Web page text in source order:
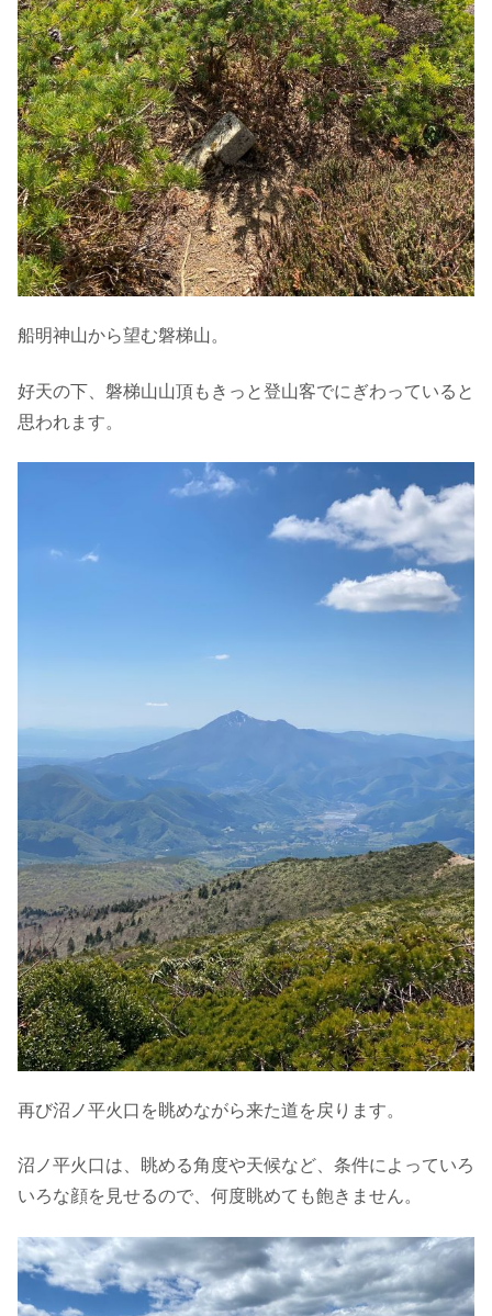
船明神山から望む磐梯山。
好天の下、磐梯山山頂もきっと登山客でにぎわっていると
思われます。
再び沼ノ平火口を眺めながら来た道を戻ります。
沼ノ平火口は、眺める角度や天候など、条件によっていろ
いろな顔を見せるので、何度眺めても飽きません。